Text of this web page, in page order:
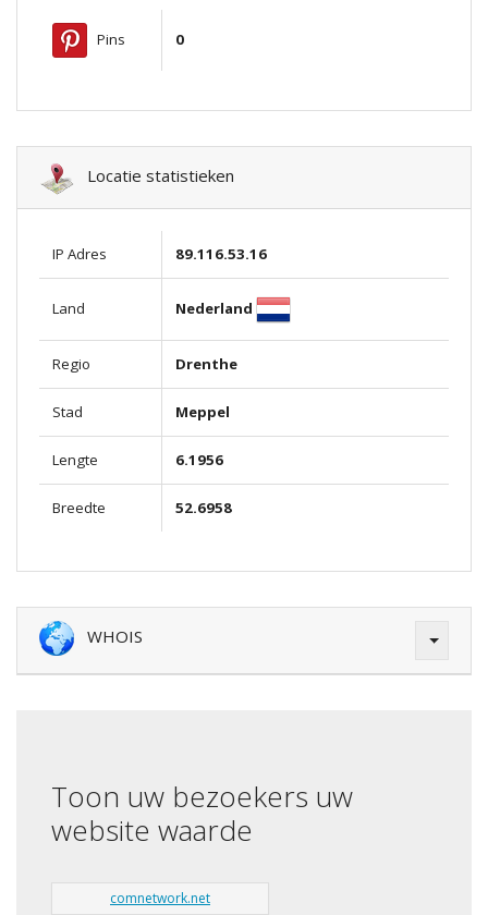
Pins 0
Locatie statistieken
IP Adres 89.116.53.16
Land Nederland
Regio Drenthe
Stad Meppel
Lengte 6.1956
Breedte 52.6958
WHOIS
Toon uw bezoekers uw
website waarde
comnetwork.net